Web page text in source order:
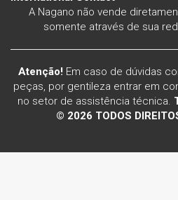
A Nagano não vende
somente através de sua
Atenção! Em caso de dúvidas
peças, por gentileza entrar em
no setor de assistência técnica.
© 2026 TODOS